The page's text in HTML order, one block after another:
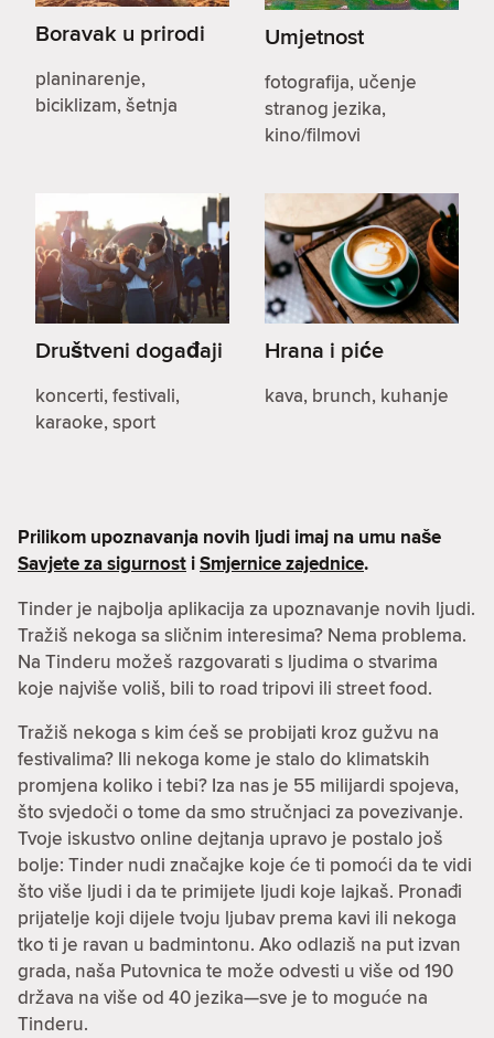
Boravak u prirodi
planinarenje,
biciklizam, šetnja
Umjetnost
fotografija, učenje
stranog jezika,
kino/filmovi
Društveni događaji
koncerti, festivali,
karaoke, sport
Hrana i piće
kava, brunch, kuhanje
Prilikom upoznavanja novih ljudi imaj na umu naše
Savjete za sigurnost iSmjernice zajednice.
Tinder je najbolja aplikacija za upoznavanje novih ljudi.
Tražiš nekoga sa sličnim interesima? Nema problema.
Na Tinderu možeš razgovarati s ljudima o stvarima
koje najviše voliš, bili to road tripovi ili street food.
Tražiš nekoga s kim ćeš se probijati kroz gužvu na
festivalima? Ili nekoga kome je stalo do klimatskih
promjena koliko i tebi? Iza nas je 55 milijardi spojeva,
što svjedoči o tome da smo stručnjaci za povezivanje.
Tvoje iskustvo online dejtanja upravo je postalo još
bolje: Tinder nudi značajke koje će ti pomoći da te vidi
što više ljudi i da te primijete ljudi koje lajkaš. Pronađi
prijatelje koji dijele tvoju ljubav prema kavi ili nekoga
tko ti je ravan u badmintonu. Ako odlaziš na put izvan
grada, naša Putovnica te može odvesti u više od 190
država na više od 40 jezika—sve je to moguće na
Tinderu.